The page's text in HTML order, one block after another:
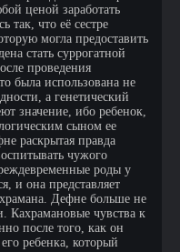
ценой заработать
так, что её сестре
могла предоставить
стать суррогатной
проведения
была использована не
а генетический
значение, ибо ребенок,
сыном ее
раскрытая правда
чужого
роды у
и она представляет
Дефне больше не
Кахрамановые чувства к
после того, как он
ребенка, который